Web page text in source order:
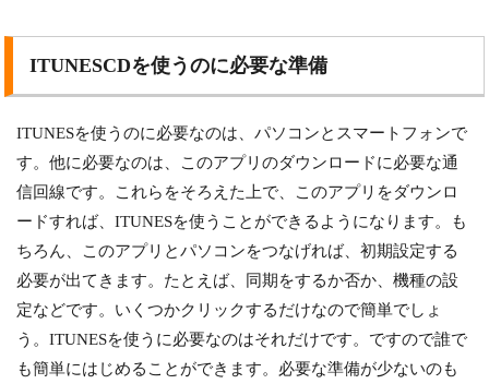
ITUNESCDを使うのに必要な準備
ITUNESを使うのに必要なのは、パソコンとスマートフォンで
す。他に必要なのは、このアプリのダウンロードに必要な通
信回線です。これらをそろえた上で、このアプリをダウンロ
ードすれば、ITUNESを使うことができるようになります。も
ちろん、このアプリとパソコンをつなげれば、初期設定する
必要が出てきます。たとえば、同期をするか否か、機種の設
定などです。いくつかクリックするだけなので簡単でしょ
う。ITUNESを使うに必要なのはそれだけです。ですので誰で
も簡単にはじめることができます。必要な準備が少ないのも